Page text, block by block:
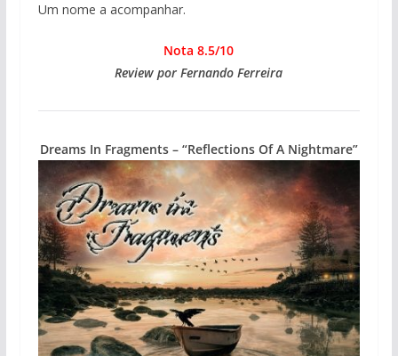
Um nome a acompanhar.
Nota 8.5/10
Review por Fernando Ferreira
Dreams In Fragments – “Reflections Of A Nightmare”